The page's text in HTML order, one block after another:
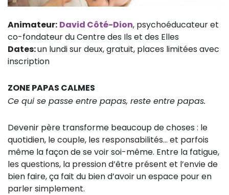
Animateur: David Côté-Dion, psychoéducateur et
co-fondateur du Centre des Ils et des Elles
Dates:un lundi sur deux, gratuit, places limitées avec
inscription
ZONE PAPAS CALMES
Ce qui se passe entre papas, reste entre papas.
Devenir père transforme beaucoup de choses : le
quotidien, le couple, les responsabilités… et parfois
même la façon de se voir soi-même. Entre la fatigue,
les questions, la pression d’être présent et l’envie de
bien faire, ça fait du bien d’avoir un espace pour en
parler simplement.